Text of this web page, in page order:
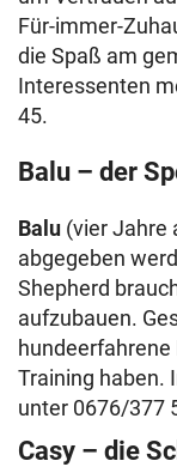
Für-immer-
die Spaß am
Interessenten
45.
Balu – der
Balu (vier Jahre
abgegeben
Shepherd
aufzubauen.
Training haben.
unter 0676/377
Casy – die